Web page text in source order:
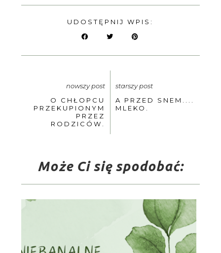
UDOSTĘPNIJ WPIS:
nowszy post
O CHŁOPCU
PRZEKUPIONYM
PRZEZ
RODZICÓW.
starszy post
A PRZED SNEM....
MLEKO.
Może Ci się spodobać: